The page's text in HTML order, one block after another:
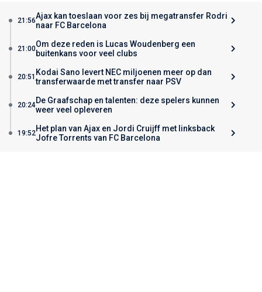
21:56Ajax kan toeslaan voor zes bij megatransfer Rodri
naar FC Barcelona
21:00Om deze reden is Lucas Woudenberg een
buitenkans voor veel clubs
20:51 Kodai Sano levert NEC miljoenen meer op dan
transferwaarde met transfer naar PSV
20:24De Graafschap en talenten: deze spelers kunnen
weer veel opleveren
19:52Het plan van Ajax en Jordi Cruijff met linksback
Jofre Torrents van FC Barcelona